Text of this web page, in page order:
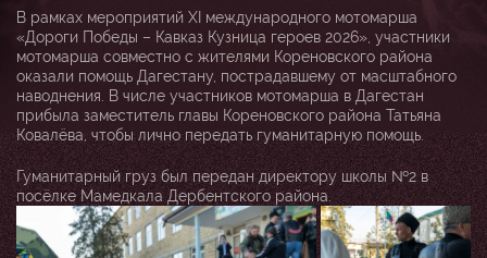
В рамках мероприятий ХI международного мотомарша
«Дороги Победы – Кавказ Кузница героев 2026», участники
мотомарша совместно с жителями Кореновского района
оказали помощь Дагестану, пострадавшему от масштабного
наводнения. В числе участников мотомарша в Дагестан
прибыла заместитель главы Кореновского района Татьяна
Ковалёва, чтобы лично передать гуманитарную помощь.
Гуманитарный груз был передан директору школы №2 в
посёлке Мамедкала Дербентского района.